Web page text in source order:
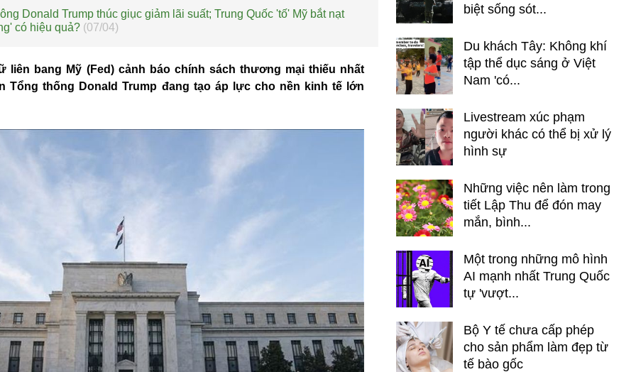
Donald Trump thúc giục giảm lãi suất; Trung Quốc 'tố' Mỹ bắt nạt
có hiệu quả? (07/04)
liên bang Mỹ (Fed) cảnh báo chính sách thương mại thiếu nhất
Tổng thống Donald Trump đang tạo áp lực cho nền kinh tế lớn
biệt sống sót...
Du khách Tây: Không khí
tập thể dục sáng ở Việt
Nam 'có...
Livestream xúc phạm
người khác có thể bị xử lý
hình sự
Những việc nên làm trong
tiết Lập Thu để đón may
mắn, bình...
Một trong những mô hình
AI mạnh nhất Trung Quốc
tự 'vượt...
Bộ Y tế chưa cấp phép
cho sản phẩm làm đẹp từ
tế bào gốc